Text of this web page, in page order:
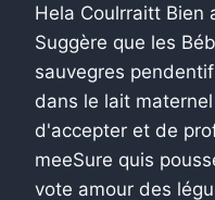
Hela Coulrraitt Bien
Suggère que les
sauvegres
dans le lait
d'accepter et de
meeSure quis
vote amour des